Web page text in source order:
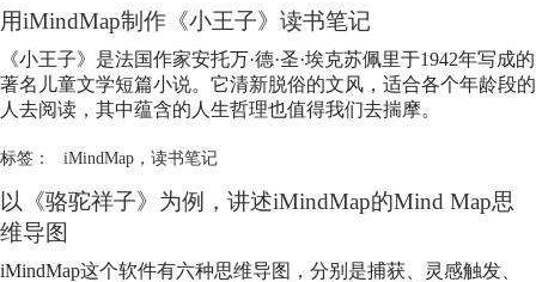
购买
服务
用iMindMap制作《小王子》 读书笔记
《小王子》是法国作家安托万·德·圣·埃克苏佩里于1942年写成的
著名儿童文学短篇小说。它清新脱俗的文风，适合各个年龄段的
人去阅读，其中蕴含的人生哲理也值得我们去揣摩。
标签： iMindMap， 读书笔记
以《骆驼祥子》为例，讲述iMindMap的Mind Map思
维导图
iMindMap这个软件有六种思维导图，分别是捕获、灵感触发、